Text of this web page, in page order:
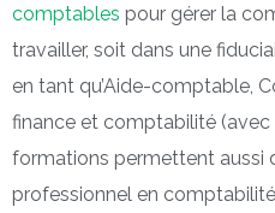
comptables pour gérer la
travailler, soit dans une
en tant qu’Aide-comptable,
finance et comptabilité
formations permettent aussi
professionnel en